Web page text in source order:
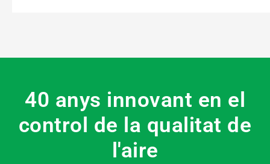
40 anys innovant en el
control de la qualitat de
l'aire